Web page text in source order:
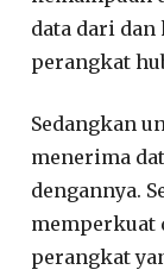
data dari
perangkat
Sedangkan
menerima
dengannya.
memperkuat
perangkat